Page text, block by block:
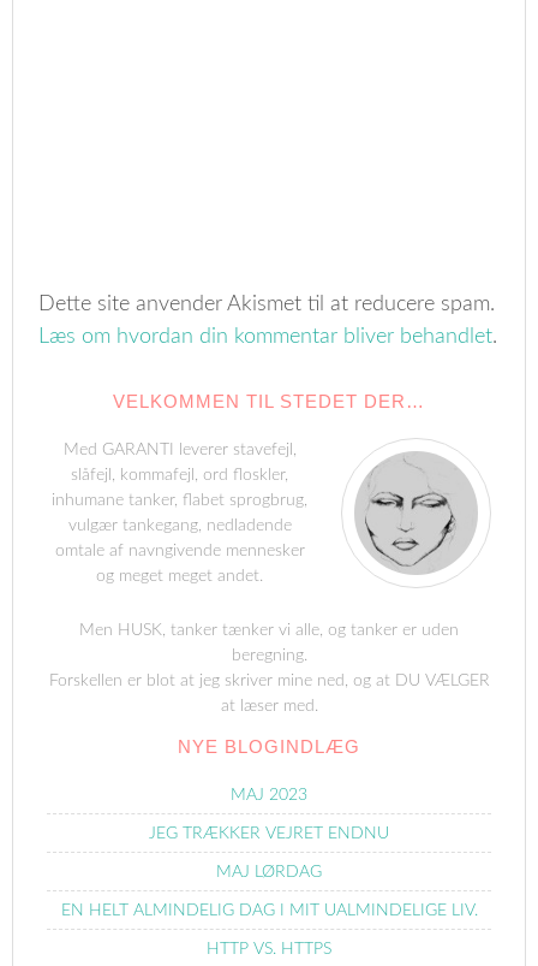
Dette site anvender Akismet til at reducere spam.
Læs om hvordan din kommentar bliver behandlet.
VELKOMMEN TIL STEDET DER…
Med GARANTI leverer stavefejl,
slåfejl, kommafejl, ord floskler,
inhumane tanker, flabet sprogbrug,
vulgær tankegang, nedladende
omtale af navngivende mennesker
og meget meget andet.
Men HUSK, tanker tænker vi alle, og tanker er uden
beregning.
Forskellen er blot at jeg skriver mine ned, og at DU VÆLGER
at læser med.
NYE BLOGINDLÆG
MAJ 2023
JEG TRÆKKER VEJRET ENDNU
MAJ LØRDAG
EN HELT ALMINDELIG DAG I MIT UALMINDELIGE LIV.
HTTP VS. HTTPS